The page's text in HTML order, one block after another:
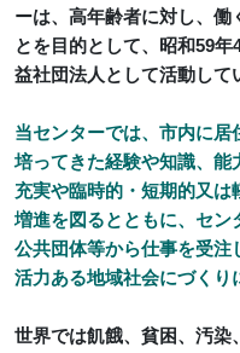
ーは、高年齢者に対し、働
とを目的として、昭和59
益社団法人として活動して
当センターでは、市内に
培ってきた経験や知識、能
充実や臨時的・短期的又
増進を図るとともに、セン
公共団体等から仕事を受注
活力ある地域社会にづくり
世界では飢餓、貧困、汚染